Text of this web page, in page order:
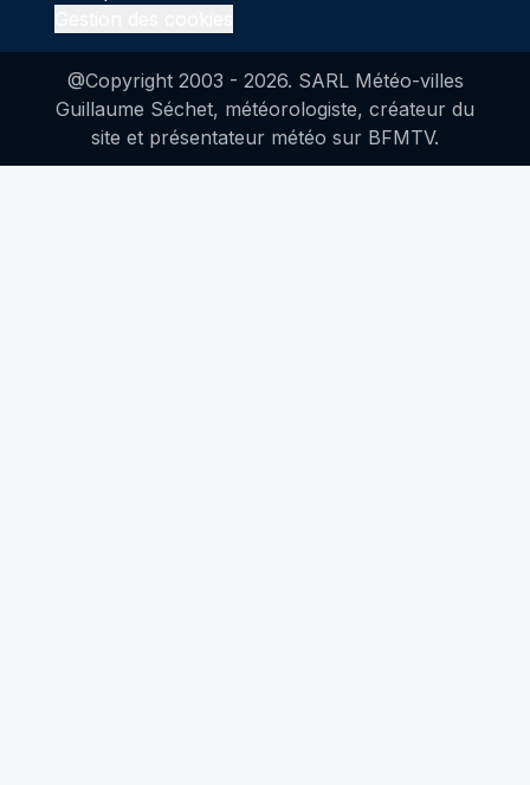
@Copyright 2003 - 2026. SARL Météo-villes
Guillaume Séchet, météorologiste, créateur du
site et présentateur météo sur BFMTV.